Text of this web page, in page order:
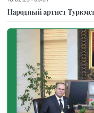
Народный артист